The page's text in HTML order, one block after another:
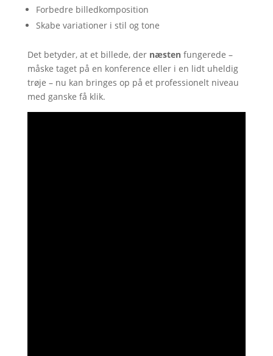
Forbedre billedkomposition
Skabe variationer i stil og tone
Det betyder, at et billede, der næstenfungerede –
måske taget på en konference eller i en lidt uheldig
trøje – nu kan bringes op på et professionelt niveau
med ganske få klik.